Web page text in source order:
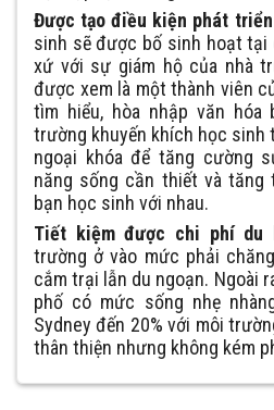
Được tạo điều kiện phát
sinh sẽ được bố sinh hoạt tại
xứ với sự giám hộ của nhà
được xem là một thành viên
tìm hiểu, hòa nhập văn hóa
trường khuyến khích học sinh
ngoại khóa để tăng cường
năng sống cần thiết và tăng
bạn học sinh với nhau.
Tiết kiệm được chi phí du
trường ở vào mức phải
cắm trại lẫn du ngoạn. Ngoài
phố có mức sống nhẹ
Sydney đến 20% với môi
thân thiện nhưng không kém